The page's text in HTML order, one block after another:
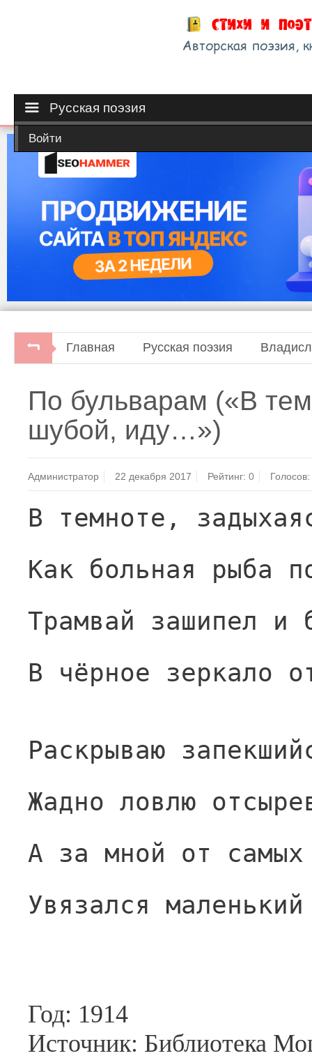
Русская поэзия
Войти
Главная Русская поэзия
По бульварам («В
шубой, иду…»)
Администратор 22 декабря 2017 Рейтинг:0 Голосов:
В темноте,
Как больная рыба
Трамвай зашипел и
В чёрное зеркало
Раскрываю
Жадно ловлю
А за мной от самых
Увязался
Год: 1914
Источник: Библиотека